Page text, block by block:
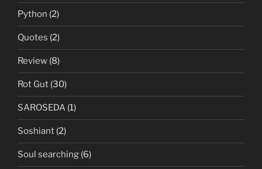
Python (2)
Quotes (2)
Review (8)
Rot Gut (30)
SAROSEDA (1)
Soshiant (2)
Soul searching (6)